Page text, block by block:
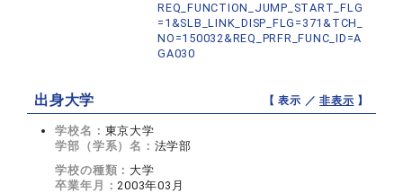
REQ_FUNCTION_JUMP_START_FLG
=1&SLB_LINK_DISP_FLG=371&TCH_
NO=150032&REQ_PRFR_FUNC_ID=A
GA030
出身大学 【 表示 ／非表示 】
学校名： 東京大学
学部（学系）名： 法学部
学校の種類： 大学
卒業年月：2003年03月